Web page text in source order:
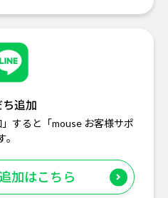
ち追加
すると「mouse お客様サポ
加はこちら